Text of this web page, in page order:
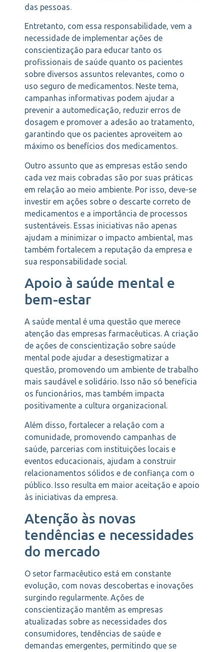
das pessoas.
Entretanto, com essa responsabilidade, vem a
necessidade de implementar ações de
conscientização para educar tanto os
profissionais de saúde quanto os pacientes
sobre diversos assuntos relevantes, como o
uso seguro de medicamentos. Neste tema,
campanhas informativas podem ajudar a
prevenir a automedicação, reduzir erros de
dosagem e promover a adesão ao tratamento,
garantindo que os pacientes aproveitem ao
máximo os benefícios dos medicamentos.
Outro assunto que as empresas estão sendo
cada vez mais cobradas são por suas práticas
em relação ao meio ambiente. Por isso, deve-se
investir em ações sobre o descarte correto de
medicamentos e a importância de processos
sustentáveis. Essas iniciativas não apenas
ajudam a minimizar o impacto ambiental, mas
também fortalecem a reputação da empresa e
sua responsabilidade social.
Apoio à saúde mental e
bem-estar
A saúde mental é uma questão que merece
atenção das empresas farmacêuticas. A criação
de ações de conscientização sobre saúde
mental pode ajudar a desestigmatizar a
questão, promovendo um ambiente de trabalho
mais saudável e solidário. Isso não só beneficia
os funcionários, mas também impacta
positivamente a cultura organizacional.
Além disso, fortalecer a relação com a
comunidade, promovendo campanhas de
saúde, parcerias com instituições locais e
eventos educacionais, ajudam a construir
relacionamentos sólidos e de confiança com o
público. Isso resulta em maior aceitação e apoio
às iniciativas da empresa.
Atenção às novas
tendências e necessidades
do mercado
O setor farmacêutico está em constante
evolução, com novas descobertas e inovações
surgindo regularmente. Ações de
conscientização mantêm as empresas
atualizadas sobre as necessidades dos
consumidores, tendências de saúde e
demandas emergentes, permitindo que se